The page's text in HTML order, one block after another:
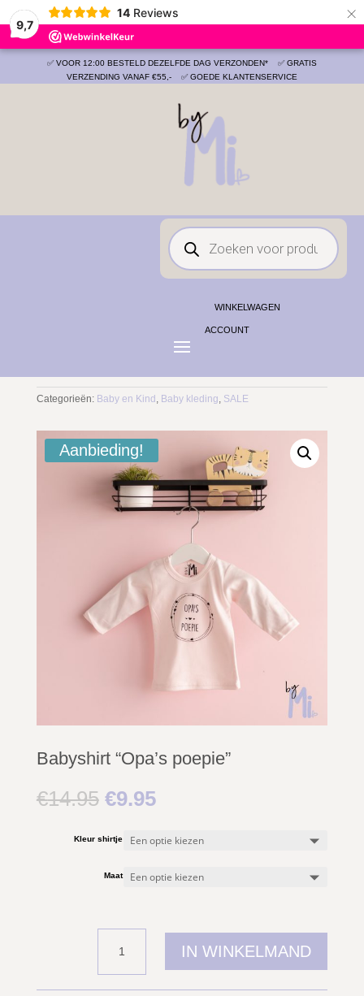
9,7
14 Reviews ×
✅ VOOR 12:00 BESTELD DEZELFDE DAG VERZONDEN* ✅ GRATIS
VERZENDING VANAF €55,- ✅ GOEDE KLANTENSERVICE
Producten
zoeken
WINKELWAGEN
ACCOUNT
Save
Categorieën: Baby en Kind , Baby kleding, SALE
Aanbieding!
Babyshirt “Opa’s poepie”
€14.95 Oorspronkelijke
prijs
€14.95.
€9.95Huidige
prijs
€9.95.
Kleur shirtje
Maat
"Opa's
aantal
IN WINKELMAND